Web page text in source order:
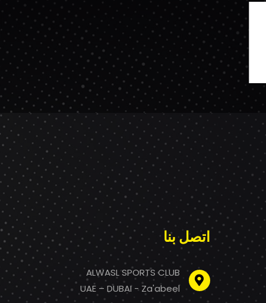
اتصل بنا
ALWASL SPORTS CLUB
UAE – DUBAI - Za'abeel